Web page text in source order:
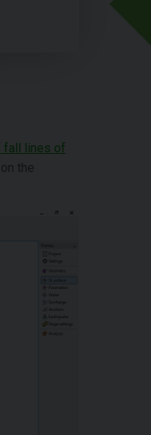
fall lines of
the